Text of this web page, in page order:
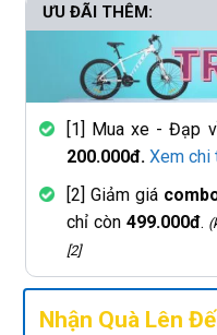
ƯU ĐÃI THÊM:
[1] Mua xe - Đạp
200.000đ. Xem chi
[2] Giảm giá
chỉ còn 499.000đ.
[2]
Nhận Quà Lên